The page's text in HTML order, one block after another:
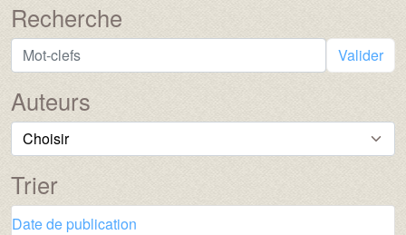
Recherche
Valider
Auteurs
Trier
Date de publication